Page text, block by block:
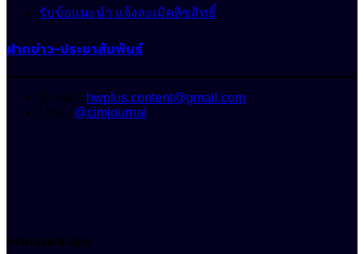
รับข้อแนะนำ แจ้งละเมิดลิขสิทธิ์
ฝากข่าว-ประชาสัมพันธ์
E-mail : hwplus.content@gmail.com
Line : @cimjournal
บทความล่าสุด